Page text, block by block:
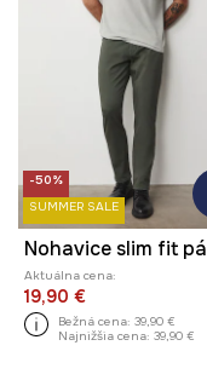
-50%
SUMMER SALE
Aktuálna cena:
19,90 €
Bežná cena: 39,90 €
Najnižšia cena: 39,90 €